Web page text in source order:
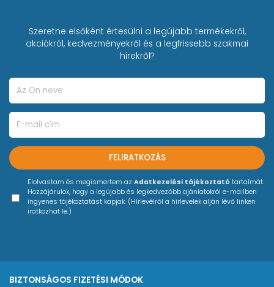
Szeretne elsőként értesülni a legújabb termékekről,
akciókról, kedvezményekről és a legfrissebb szakmai
hírekről?
FELIRATKOZÁS
Elolvastam és megismertem az Adatkezelési tájékoztató tartalmát.
Hozzájárulok, hogy a legújabb és legkedvezőbb ajánlatokról e-mailben
ingyenes tájékoztatást kapjak. (Hírlevélről a hírlevelek alján lévő linken
iratkozhat le.)
BIZTONSÁGOS FIZETÉSI MÓDOK